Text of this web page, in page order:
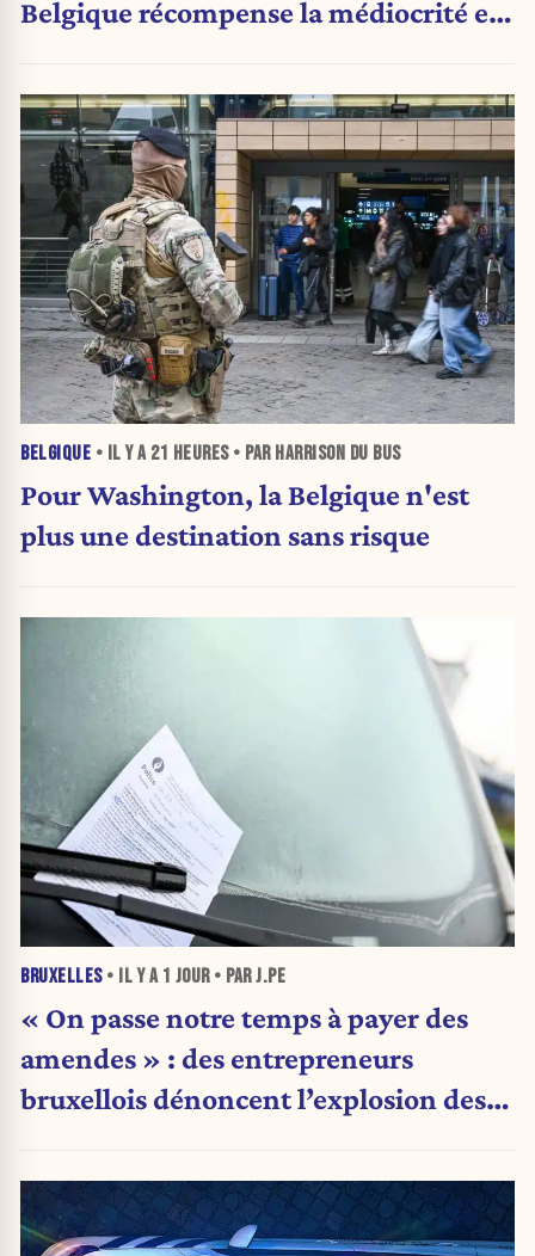
Belgique récompense la médiocrité et
BELGIQUE • IL Y A 21 HEURES• PAR HARRISON DU BUS
Pour Washington, la Belgique n'est
plus une destination sans risque
BRUXELLES• IL Y A 1 JOUR• PAR J.PE
« On passe notre temps à payer des
amendes » : des entrepreneurs
bruxellois dénoncent l’explosion des